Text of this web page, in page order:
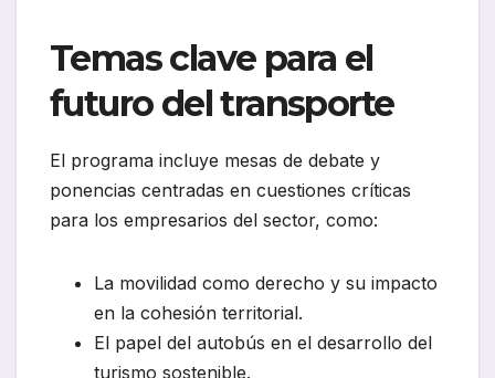
Temas clave para el
futuro del transporte
El programa incluye mesas de debate y
ponencias centradas en cuestiones críticas
para los empresarios del sector, como:
La movilidad como derecho y su impacto
en la cohesión territorial.
El papel del autobús en el desarrollo del
turismo sostenible.